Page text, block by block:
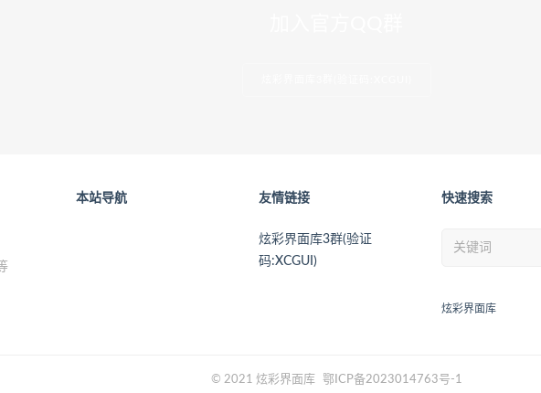
本站导航 友情链接
炫彩界面库3群(验证
码:XCGUI)
快速搜索
炫彩界面库
© 2021 炫彩界面库 鄂ICP备2023014763号-1